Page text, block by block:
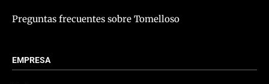
Preguntas frecuentes sobre Tomelloso
EMPRESA